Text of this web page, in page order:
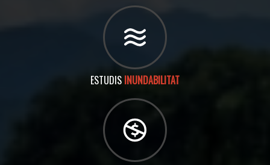
ESTUDIS INUNDABILITAT